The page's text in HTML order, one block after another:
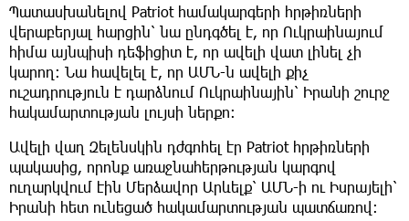
Պատասխանելով Patriot համակարգերի հրթիռների
վերաբերյալ հարցին՝ նա ընդգծել է, որ Ուկրաինայում
հիմա այնպիսի դեֆիցիտ է, որ ավելի վատ լինել չի
կարող։ Նա հավելել է, որ ԱՄՆ-ն ավելի քիչ
ուշադրություն է դարձնում Ուկրաինային՝ Իրանի շուրջ
հակամարտության լույսի ներքո։
Ավելի վաղ Զելենսկին դժգոհել էր Patriot հրթիռների
պակասից, որոնք առաջնահերթության կարգով
ուղարկվում էին Մերձավոր Արևելք՝ ԱՄՆ-ի ու Իսրայելի՝
Իրանի հետ ունեցած հակամարտության պատճառով։